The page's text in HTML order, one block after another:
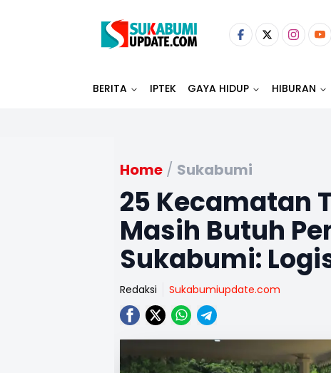
BERITA IPTEK GAYA HIDUP HIBURAN
Home / Sukabumi
25 Kecamatan
Masih Butuh
Sukabumi:
Redaksi Sukabumiupdate.com